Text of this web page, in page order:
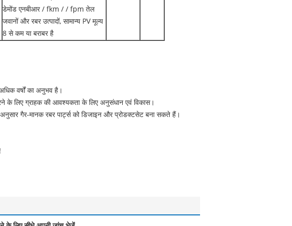
डेमोंड एनबीआर / fkm / / fpm तेल
जवानों और रबर उत्पादों, सामान्य PV मूल्य
8 से कम या बराबर है
वर्षों का अनुभव है।
के लिए ग्राहक की आवश्यकता के लिए अनुसंधान एवं विकास।
गैर-मानक रबर पार्ट्स को डिजाइन और प्रोडक्टसेट बना सकते हैं।